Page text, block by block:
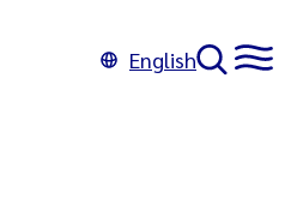
English